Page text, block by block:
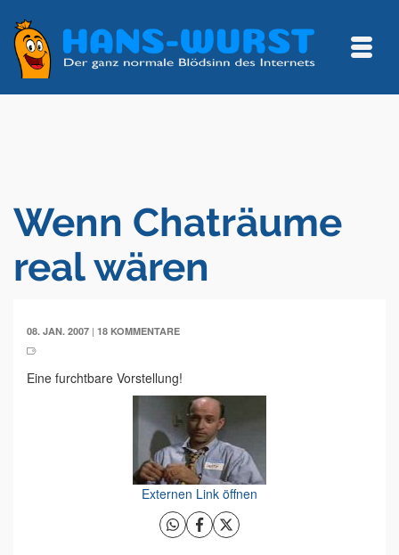
Wenn Chaträume
real wären
08. JAN. 2007 | 18 KOMMENTARE
Eine furchtbare Vorstellung!
Externen Link öffnen